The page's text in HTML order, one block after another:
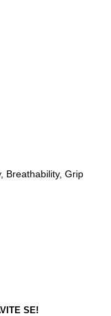
Breathability, Grip